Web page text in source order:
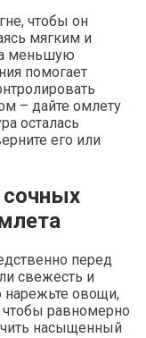
чтобы он
мягким и
меньшую
помогает
– дайте омлету
осталась
его или
перед
свежесть и
нарежьте овощи,
равномерно
насыщенный